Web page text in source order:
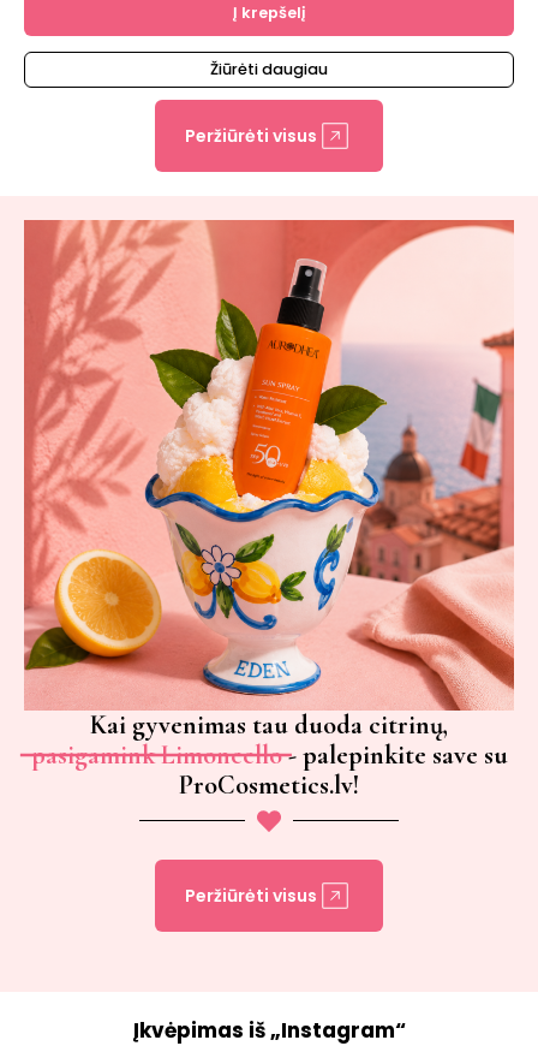
Į krepšelį
Žiūrėti daugiau
Peržiūrėti visus
Kai gyvenimas tau duoda citrinų,
pasigamink Limoncello- palepinkite save su
ProCosmetics.lv!
Peržiūrėti visus
Įkvėpimas iš „Instagram“